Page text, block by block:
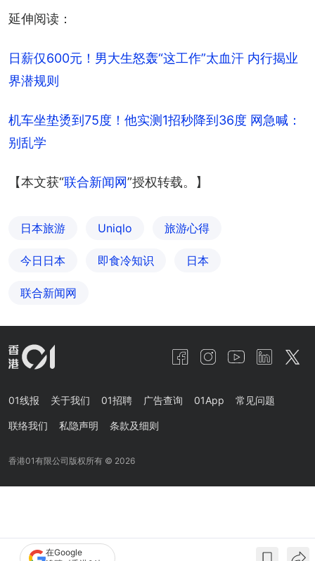
延伸阅读：
日薪仅600元！男大生怒轰“这工作”太血汗 内行揭业
界潜规则
机车坐垫烫到75度！他实测1招秒降到36度 网急喊：
别乱学
【本文获“联合新闻网”授权转载。】
日本旅游 Uniqlo 旅游心得
今日日本 即食冷知识 日本
联合新闻网
在Google
01线报 关于我们 01招聘 广告查询 01App 常见问题
联络我们 私隐声明 条款及细则
香港01有限公司版权所有 © 2026